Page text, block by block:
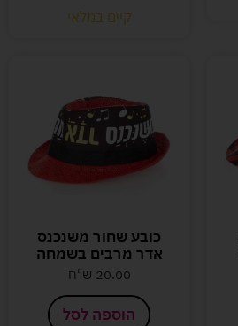
קיים במלאי
כובע שחור משנכנס
אדר מרבים בשמחה
20.00 ש"ח
הוספה לסל